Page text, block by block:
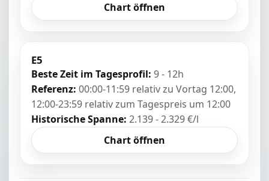
Chart öffnen
E5
Beste Zeit im Tagesprofil: 9 - 12h
Referenz: 00:00-11:59 relativ zu Vortag 12:00,
12:00-23:59 relativ zum Tagespreis um 12:00
Historische Spanne: 2.139 - 2.329 €/l
Chart öffnen